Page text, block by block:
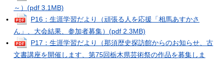
～） (pdf 3.1MB)
P16：生涯学習だより（頑張る人を応援「相馬あすかさ
ん」、大会結果、参加者募集） (pdf 2.3MB)
P17：生涯学習だより（那須歴史探訪館からのお知らせ、古
文書講座を開催します、第75回栃木県芸術祭の作品を募集しま